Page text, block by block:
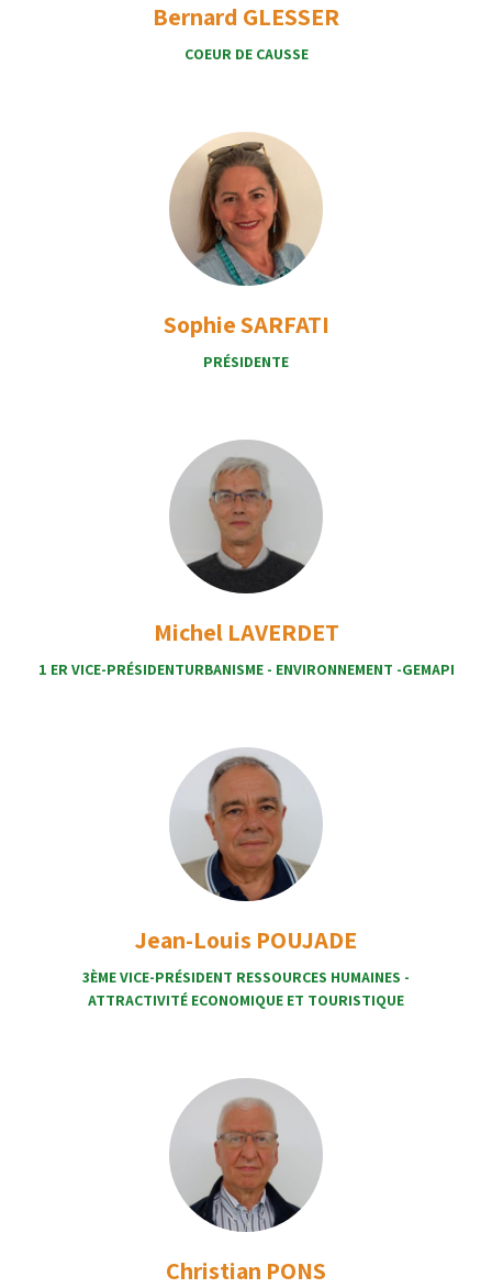
Bernard GLESSER
COEUR DE CAUSSE
Sophie SARFATI
PRÉSIDENTE
Michel LAVERDET
1 ER VICE-PRÉSIDENTURBANISME - ENVIRONNEMENT -GEMAPI
Jean-Louis POUJADE
3ÈME VICE-PRÉSIDENT RESSOURCES HUMAINES -
ATTRACTIVITÉ ECONOMIQUE ET TOURISTIQUE
Christian PONS